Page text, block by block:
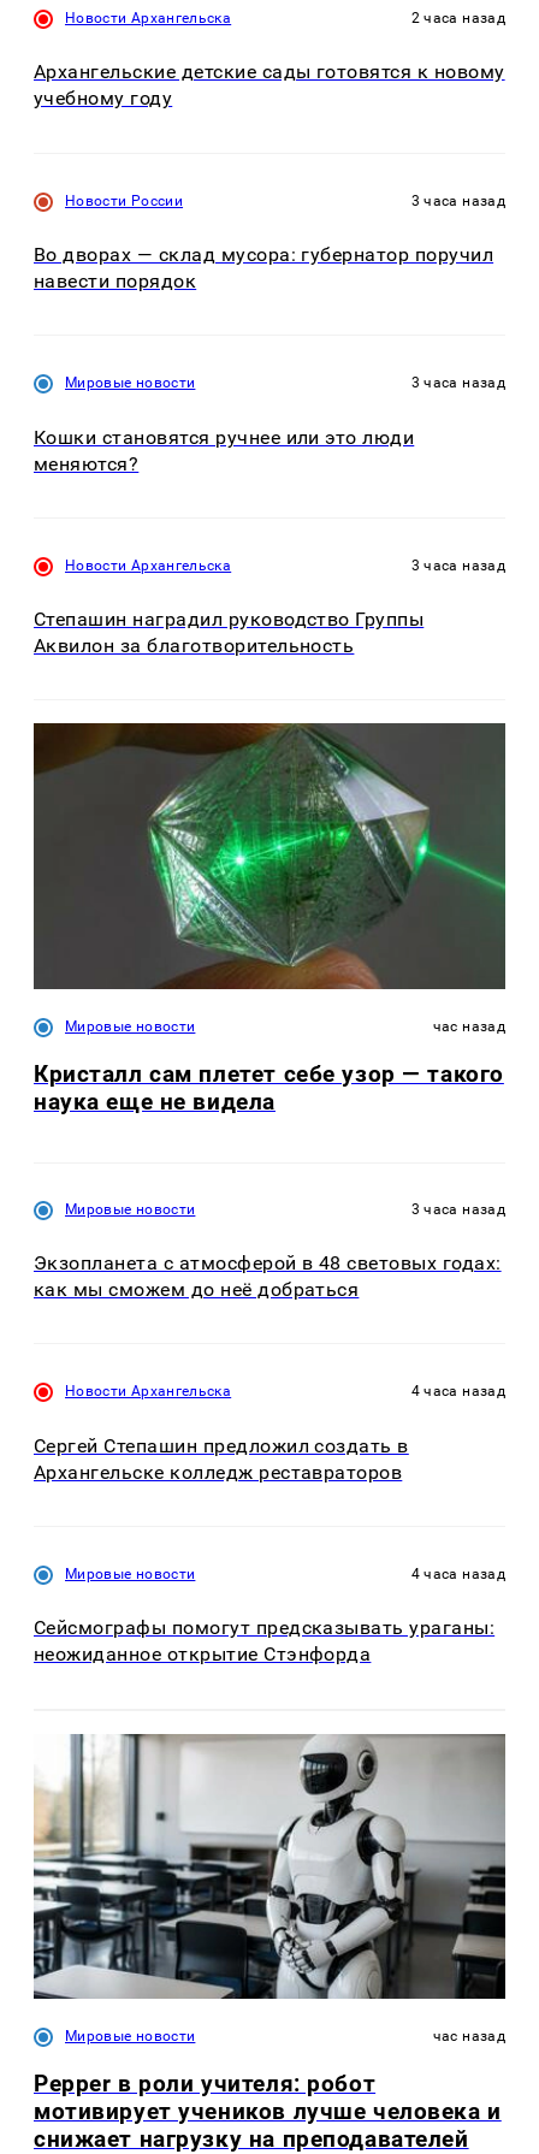
Новости Архангельска 2 часа назад
Архангельские детские сады готовятся к новому
учебному году
Новости России 3 часа назад
Во дворах — склад мусора: губернатор поручил
навести порядок
Мировые новости 3 часа назад
Кошки становятся ручнее или это люди
меняются?
Новости Архангельска 3 часа назад
Степашин наградил руководство Группы
Аквилон за благотворительность
Мировые новости час назад
Кристалл сам плетет себе узор — такого
наука еще не видела
Мировые новости 3 часа назад
Экзопланета с атмосферой в 48 световых годах:
как мы сможем до неё добраться
Новости Архангельска 4 часа назад
Сергей Степашин предложил создать в
Архангельске колледж реставраторов
Мировые новости 4 часа назад
Сейсмографы помогут предсказывать ураганы:
неожиданное открытие Стэнфорда
Мировые новости час назад
Pepper в роли учителя: робот
мотивирует учеников лучше человека и
снижает нагрузку на преподавателей